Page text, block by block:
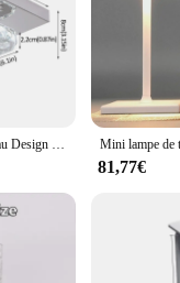
Plafonnier LED en Clip au Design Nordique Moderne, Luminaire Décoratif d'Nik, Idéal pour un Salon, une Salle à Manger
81,77€